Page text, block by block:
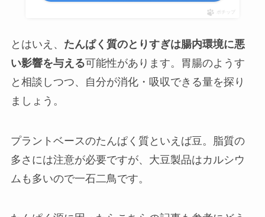
ポチップ
とはいえ、 たんぱく質のとりすぎは腸内環境に悪
い影響を与える可能性があります。胃腸のようす
と相談しつつ、自分が消化・吸収できる量を探り
ましょう。
プラントベースのたんぱく質といえば豆。脂質の
多さには注意が必要ですが、大豆製品はカルシウ
ムも多いので一石二鳥です。